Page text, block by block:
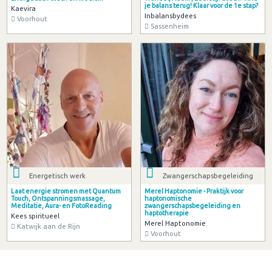
Kaevira
Voorhout
je balans terug! Klaar voor de 1e stap?
Inbalansbydees
Sassenheim
Energetisch werk
Laat energie stromen met Quantum
Touch, Ontspanningsmassage,
Meditatie, Aura- en FotoReading
Kees spiritueel
Katwijk aan de Rijn
Zwangerschapsbegeleiding
Merel Haptonomie - Praktijk voor
haptonomische
zwangerschapsbegeleiding en
haptotherapie
Merel Haptonomie
Voorhout